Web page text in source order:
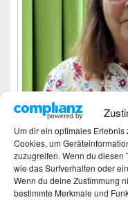
Um dir ein optimales
Cookies, um
zuzugreifen. Wenn du diesen
wie das Surfverhalten oder
Wenn du deine Zustimmung
bestimmte Merkmale und
Ich bin Martina und
Mehr Infos unter About me.